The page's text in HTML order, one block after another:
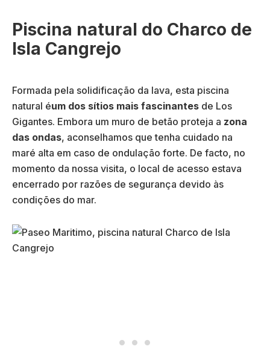
Piscina natural do Charco de
Isla Cangrejo
Formada pela solidificação da lava, esta piscina
natural éum dos sítios mais fascinantes de Los
Gigantes. Embora um muro de betão proteja a zona
das ondas, aconselhamos que tenha cuidado na
maré alta em caso de ondulação forte. De facto, no
momento da nossa visita, o local de acesso estava
encerrado por razões de segurança devido às
condições do mar.